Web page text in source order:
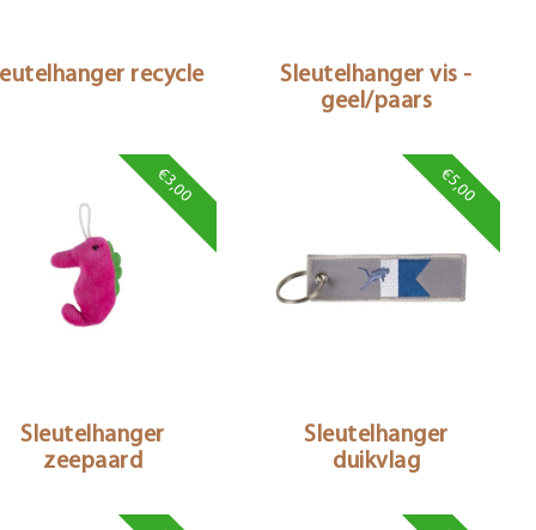
recycle
Sleutelhanger vis -
geel/paars
€3,00
Sleutelhanger
zeepaard
€5,00
Sleutelhanger
duikvlag